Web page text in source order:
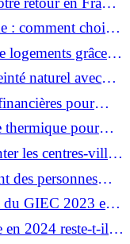
: comment choisir
logements grâce à
naturel avec
pour
thermique pour
les centres-villes
des personnes
?
du GIEC 2023 et
en 2024 reste-t-il